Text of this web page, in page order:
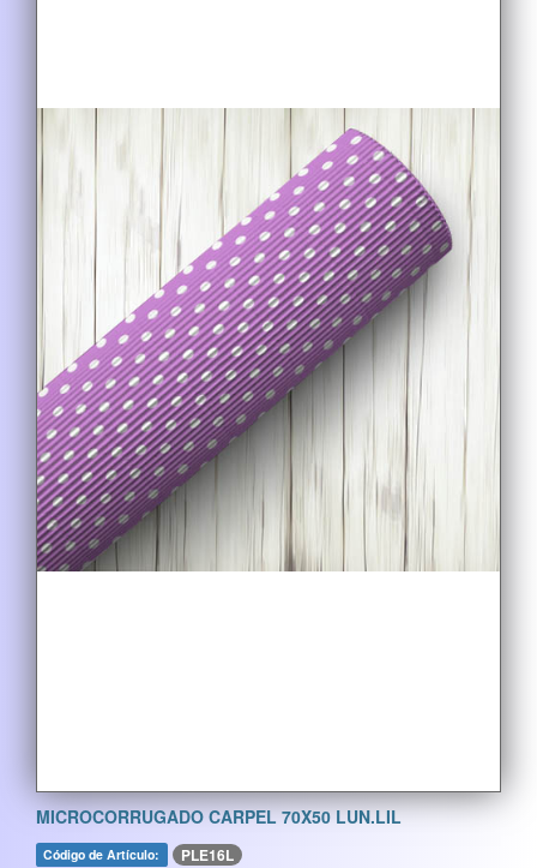
MICROCORRUGADO CARPEL 70X50 LUN.LIL
Código de Artículo: PLE16L